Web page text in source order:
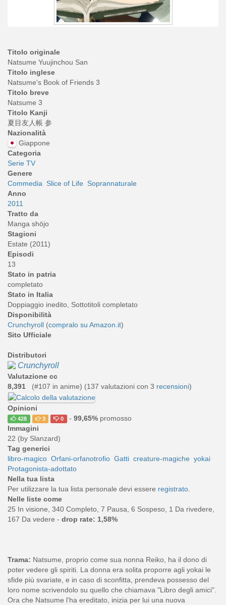
Titolo originale
Natsume Yuujinchou San
Titolo inglese
Natsume's Book of Friends 3
Titolo breve
Natsume 3
Titolo Kanji
夏目友人帳 参
Nazionalità
Giappone
Categoria
Serie TV
Genere
Commedia Slice of Life Soprannaturale
Anno
2011
Tratto da
Manga shōjo
Stagioni
Estate (2011)
Episodi
13
Stato in patria
completato
Stato in Italia
Doppiaggio inedito, Sottotitoli completato
Disponibilità
Crunchyroll (compralo su Amazon.it)
Sito Ufficiale
Distributori
Crunchyroll
Valutazione cc
8,391
(#107 in anime) (137 valutazioni con 3 recensioni)
Opinioni
428 3 0 - 99,65%promosso
Immagini
22 (by Slanzard)
Tag generici
libro-magico Orfani-orfanotrofio Gatti creature-magiche yokai
Protagonista-adottato
Nella tua lista
Per utilizzare la tua lista personale devi essere registrato
Nelle liste come
25 In visione, 340 Completo, 7 Pausa, 6 Sospeso, 1 Da rivedere,
167 Da vedere - drop rate: 1,58%
Trama: Natsume, proprio come sua nonna Reiko, ha il dono di
poter vedere gli spiriti. La donna era solita proporre agli yokai le
sfide più svariate, e in caso di sconfitta, prendeva possesso del
loro nome scrivendolo su quello che chiamava "Libro degli amici".
Ora che Natsume l'ha ereditato, inizia per lui una nuova